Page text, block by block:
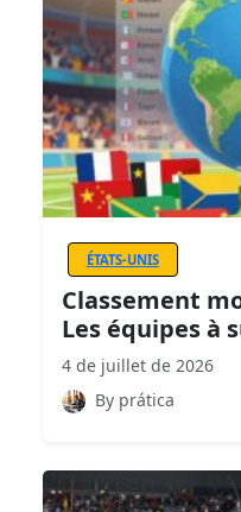
ÉTATS-UNIS
Classement
Les équipes à
4 de juillet de 2026
By prática